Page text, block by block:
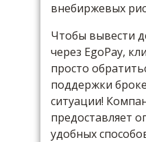
внебиржевых
Чтобы вывести
через EgoPay,
просто
поддержки
ситуации!
предоставляет
удобных